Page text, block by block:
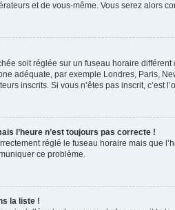
et de vous-même. Vous serez alors
soit réglée sur un fuseau horaire
adéquate, par exemple Londres, Paris,
inscrits. Si vous n’êtes pas inscrit, c’est
l’heure n’est toujours pas correcte !
réglé le fuseau horaire mais que
ce problème.
la liste !